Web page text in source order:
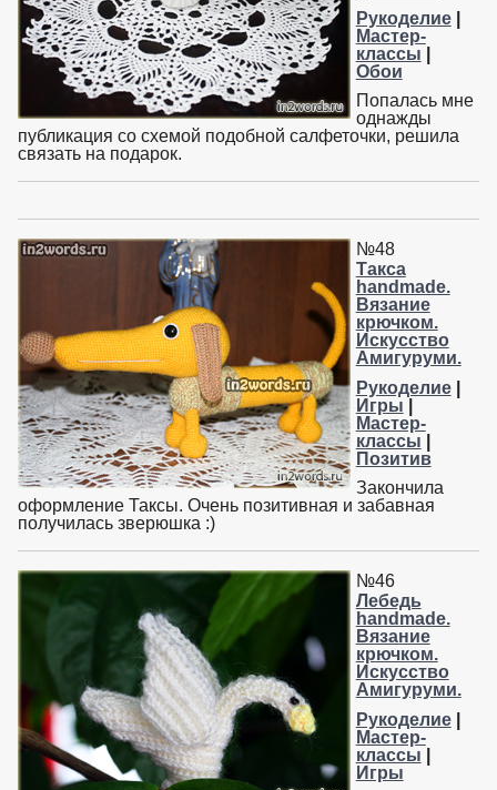
Рукоделие|
Мастер-
классы
Обои
Попалась мне
однажды
публикация со схемой подобной салфеточки, решила
связать на подарок.
№48
Такса
handmade.
Вязание
крючком.
Искусство
Амигуруми.
Рукоделие|
Игры
Мастер-
классы
Позитив
Закончила
оформление Таксы. Очень позитивная и забавная
получилась зверюшка :)
№46
Лебедь
handmade.
Вязание
крючком.
Искусство
Амигуруми.
Рукоделие|
Мастер-
классы
Игры